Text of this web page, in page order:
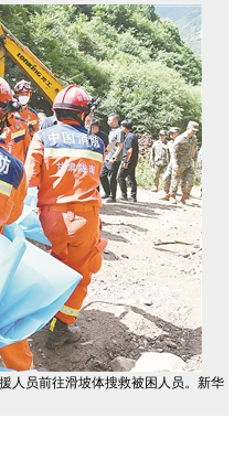
人员前往滑坡体搜救被困人员。新华